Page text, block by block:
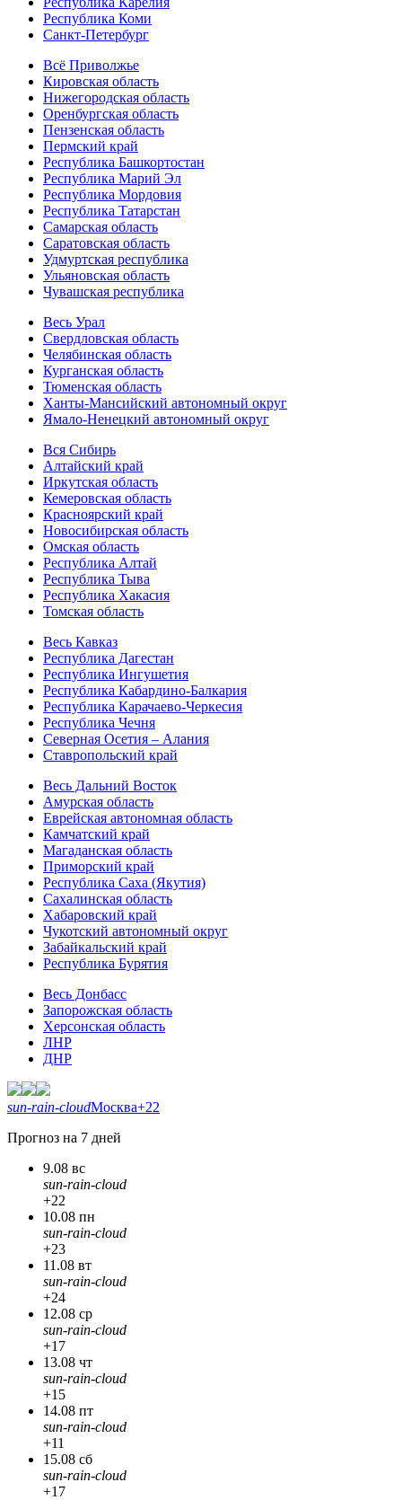
Республика Коми
Санкт-Петербург
Всё Приволжье
Кировская область
Нижегородская область
Оренбургская область
Пензенская область
Пермский край
Республика Башкортостан
Республика Марий Эл
Республика Мордовия
Республика Татарстан
Самарская область
Саратовская область
Удмуртская республика
Ульяновская область
Чувашская республика
Весь Урал
Свердловская область
Челябинская область
Курганская область
Тюменская область
Ханты-Мансийский автономный округ
Ямало-Ненецкий автономный округ
Вся Сибирь
Алтайский край
Иркутская область
Кемеровская область
Красноярский край
Новосибирская область
Омская область
Республика Алтай
Республика Тыва
Республика Хакасия
Томская область
Весь Кавказ
Республика Дагестан
Республика Ингушетия
Республика Кабардино-Балкария
Республика Карачаево-Черкесия
Республика Чечня
Северная Осетия – Алания
Ставропольский край
Весь Дальний Восток
Амурская область
Еврейская автономная область
Камчатский край
Магаданская область
Приморский край
Республика Саха (Якутия)
Сахалинская область
Хабаровский край
Чукотский автономный округ
Забайкальский край
Республика Бурятия
Весь Донбасс
Запорожская область
Херсонская область
ЛНР
ДНР
sun-rain-cloudМосква+22
Прогноз на 7 дней
9.08 вс
sun-rain-cloud
+22
10.08 пн
sun-rain-cloud
+23
11.08 вт
sun-rain-cloud
+24
12.08 ср
sun-rain-cloud
+17
13.08 чт
sun-rain-cloud
+15
14.08 пт
sun-rain-cloud
+11
15.08 сб
sun-rain-cloud
+17